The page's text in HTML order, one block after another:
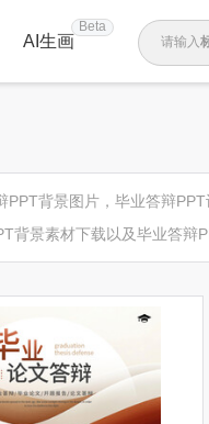
AI生画
Beta
请输入
背景图片，毕业答辩
景素材下载以及毕业答辩